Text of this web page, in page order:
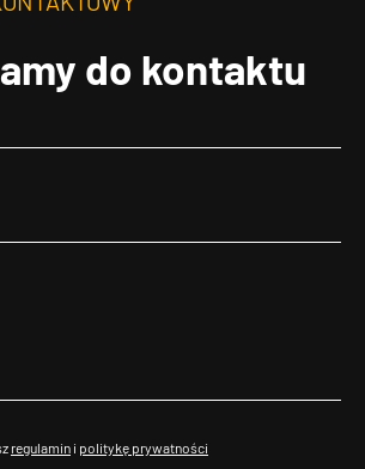
do kontaktu
regulamin i politykę prywatności